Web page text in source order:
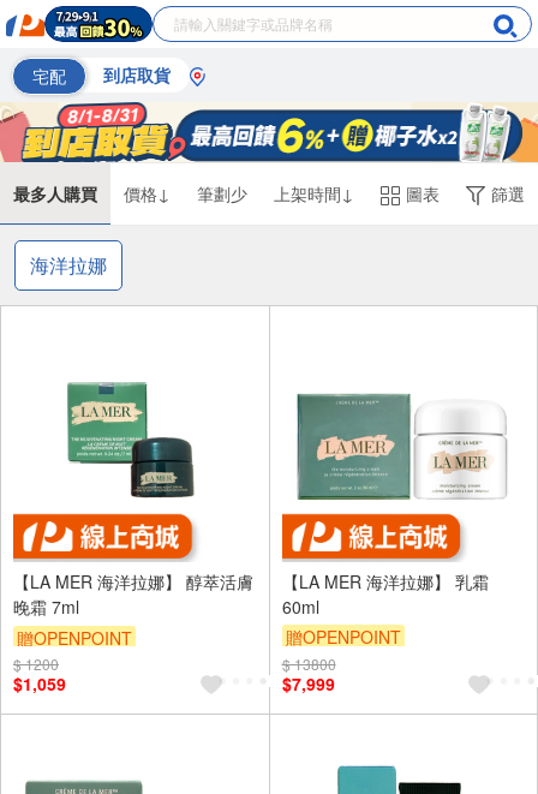
宅配 到店取貨
最多人購買 價格↓ 筆劃少 上架時間↓ 圖表 篩選
海洋拉娜
【LA MER 海洋拉娜】 醇萃活膚
晚霜 7ml
贈OPENPOINT
$ 1200
$1,059
【LA MER 海洋拉娜】 乳霜
60ml
贈OPENPOINT
$ 13800
$7,999